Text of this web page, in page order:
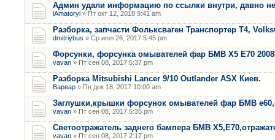
Админ удали информацию по ссылки внутри, давно не
lAmatoryl » Пт окт 12, 2018 9:41 am
Разборка, запчасти Фольксваген Транспортер Т4,
dmitriybus » Ср июл 26, 2017 5:45 pm
Форсунки, форсунка омывателей фар БМВ Х5 Е70 2008
vavan » Пт сен 08, 2017 5:37 pm
Разборка Mitsubishi Lancer 9/10 Outlander ASX Киев.
Варвар » Пн дек 18, 2017 10:00 am
Заглушки,крышки форсунок омывателей фар БМВ
vavan » Пт сен 08, 2017 5:35 pm
Светоотражатель заднего бампера БМВ
vavan » Пт сен 08, 2017 2:17 pm